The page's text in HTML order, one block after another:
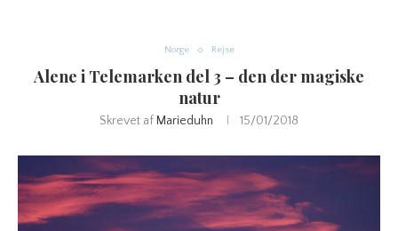
Norge Rejse
Alene i Telemarken del 3 – den der magiske
natur
Skrevet af Marieduhn 15/01/2018